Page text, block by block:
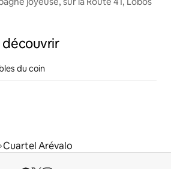
découvrir
du coin
Cuartel Arévalo